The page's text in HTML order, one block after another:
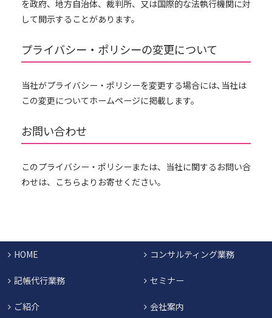
を政府、地方自治体、裁判所、又は国際的な法執行機関に対
して開示することがあります。
プライバシー・ポリシーの変更について
当社がプライバシー・ポリシーを変更する場合には､当社は
この変更についてホームページに掲載します。
お問い合わせ
このプライバシー・ポリシーまたは、当社に関するお問い合
わせは、こちらよりお寄せください。
HOME コンサルティング業務
記帳代行業務 セミナー
ご紹介 会社案内